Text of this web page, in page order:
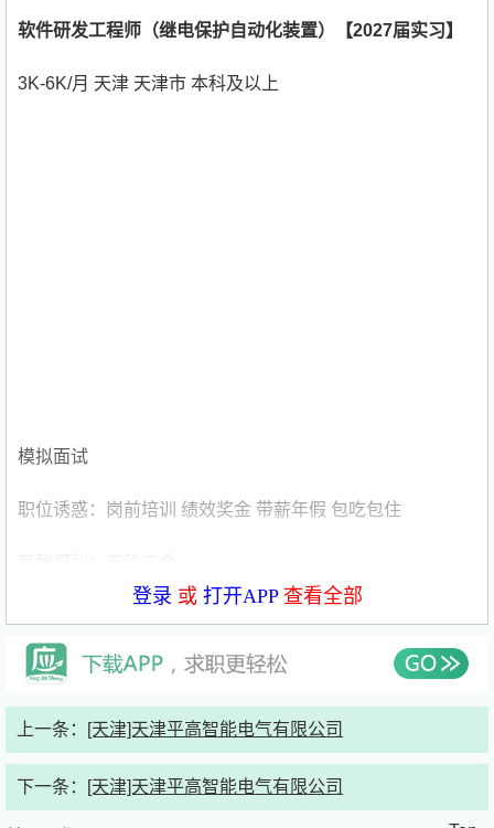
软件研发工程师（继电保护自动化装置）【2027届实习】
3K-6K/月 天津 天津市 本科及以上
模拟面试
职位诱惑：岗前培训 绩效奖金 带薪年假 包吃包住
职位描述
岗位职责：
1.负责配电自动化终端设备驱动、继电保护功能软件开发；
登录 或 打开APP查看全部
上一条： [天津]天津平高智能电气有限公司
下一条： [天津]天津平高智能电气有限公司